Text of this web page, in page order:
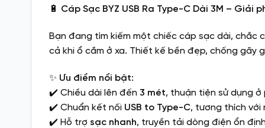
🔋 Cáp Sạc BYZ USB Ra Type-C Dài 3M – Giải
Bạn đang tìm kiếm một chiếc cáp sạc dài, chắc
cả khi ổ cắm ở xa. Thiết kế bền đẹp, chống gãy
✨ Ưu điểm nổi bật:
✔️ Chiều dài lên đến 3 mét, thuận tiện sử dụng
✔️ Chuẩn kết nối USB to Type-C, tương thích với
✔️ Hỗ trợ sạc nhanh, truyền tải dòng điện ổn